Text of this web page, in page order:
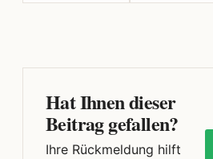
Hat Ihnen dieser
Beitrag gefallen?
Ihre Rückmeldung hilft